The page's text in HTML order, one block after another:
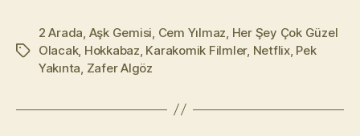
Etiketler
2 Arada, Aşk Gemisi, Cem Yılmaz, Her Şey Çok Güzel
Olacak, Hokkabaz, Karakomik Filmler, Netflix, Pek
Yakınta, Zafer Algöz
a